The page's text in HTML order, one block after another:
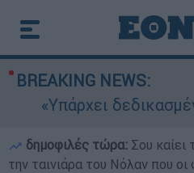
BREAKING NEWS:
«Υπάρχει δεδικασμένο
δημοφιλές τώρα: Σου
την ταινιάρα του Νόλαν που